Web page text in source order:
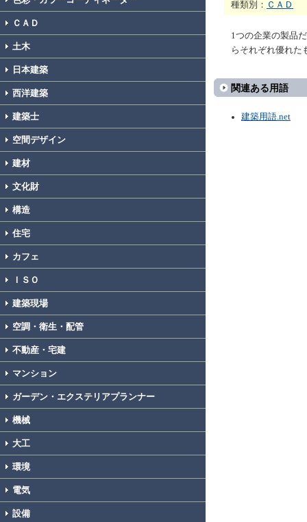
ＣＡＤ
土木
日本建築
西洋建築
建築士
空間デザイン
建材
文化財
構造
住宅
カフェ
ＩＳＯ
建築現場
空調・衛生・配管
不動産・宅建
マンション
ガーデン・エクステリアプランナー
機械
大工
環境
電気
設備
種類別： ＣＡＤ
1つの企業の製品
らそれぞれ優れた
関連ある用語
建築用語.net